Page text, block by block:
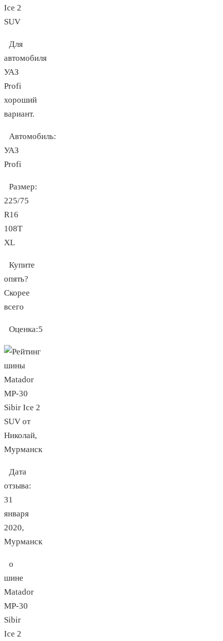
Ice 2
SUV
Для
автомобиля
УАЗ
Profi
хороший
вариант.
Автомобиль:
УАЗ
Profi
Размер:
225/75
R16
108T
XL
Купите
опять?
Скорее
всего
Оценка:5
Дата
отзыва:
31
января
2020,
Мурманск
о
шине
Matador
MP-30
Sibir
Ice 2